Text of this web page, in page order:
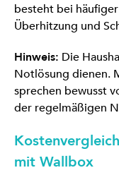
besteht bei
Überhitzung und
Hinweis: Die
Notlösung dienen.
sprechen bewusst
der regelmäßigen
mit Wallbox